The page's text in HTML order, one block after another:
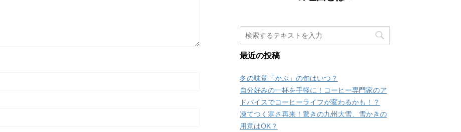
最近の投稿
冬の味覚「かぶ」の旬はいつ？
自分好みの一杯を手軽に！コーヒー専門家のア
ドバイスでコーヒーライフが変わるかも！？
凍てつく寒さ再来！驚きの九州大雪、雪かきの
用意はOK？